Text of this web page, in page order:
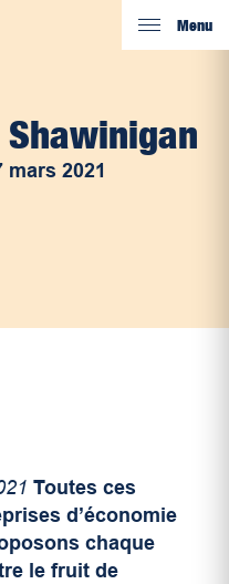
Menu
Shawinigan
mars 2021
Toutes ces
d’économie
chaque
le fruit de